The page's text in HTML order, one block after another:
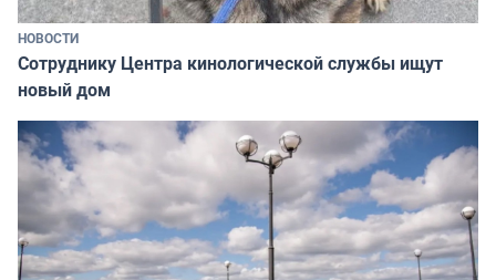
НОВОСТИ
Сотруднику Центра кинологической службы ищут
новый дом